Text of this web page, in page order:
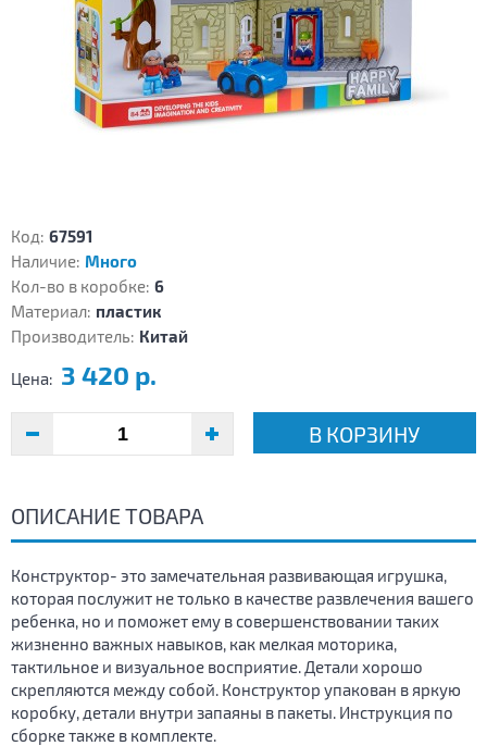
Код: 67591
Наличие: Много
Кол-во в коробке: 6
Материал: пластик
Производитель: Китай
Цена: 3 420 р.
В КОРЗИНУ
ОПИСАНИЕ ТОВАРА
Конструктор- это замечательная развивающая игрушка,
которая послужит не только в качестве развлечения вашего
ребенка, но и поможет ему в совершенствовании таких
жизненно важных навыков, как мелкая моторика,
тактильное и визуальное восприятие. Детали хорошо
скрепляются между собой. Конструктор упакован в яркую
коробку, детали внутри запаяны в пакеты. Инструкция по
сборке также в комплекте.